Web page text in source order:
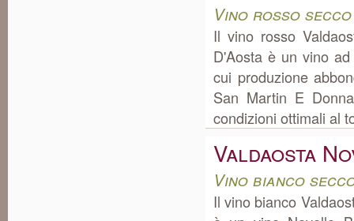
Vino rosso
Il vino rosso
D'Aosta è un vino
cui produzione
San Martin E
condizioni ottimali al
Valdaosta
Vino bianco
Il vino bianco